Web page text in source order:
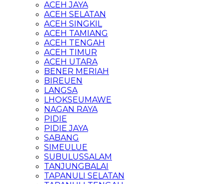
ACEH JAYA
ACEH SELATAN
ACEH SINGKIL
ACEH TAMIANG
ACEH TENGAH
ACEH TIMUR
ACEH UTARA
BENER MERIAH
BIREUEN
LANGSA
LHOKSEUMAWE
NAGAN RAYA
PIDIE
PIDIE JAYA
SABANG
SIMEULUE
SUBULUSSALAM
TANJUNGBALAI
TAPANULI SELATAN